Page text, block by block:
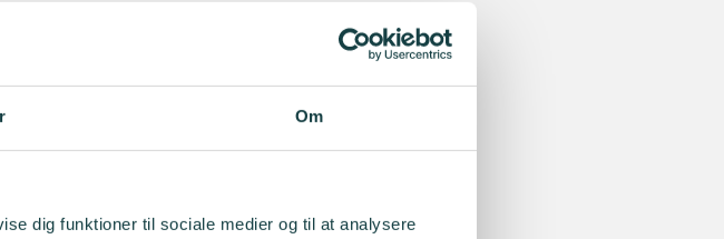
Om
dig funktioner til sociale medier og til at analysere